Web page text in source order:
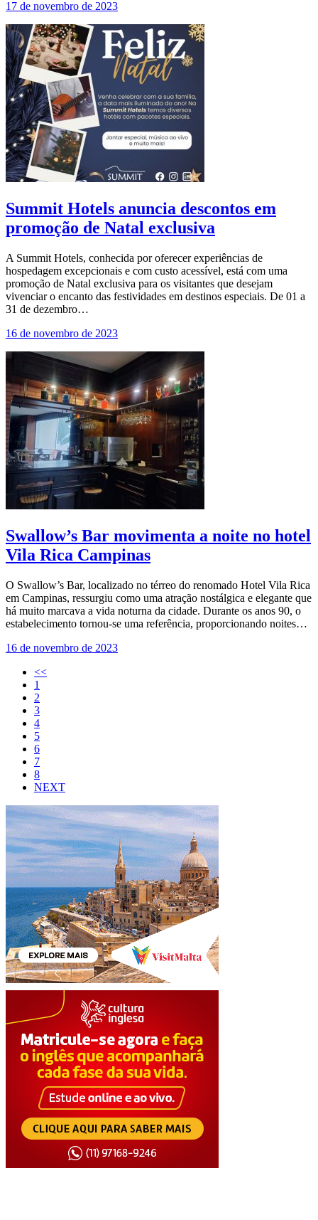
17 de novembro de 2023
Summit Hotels anuncia descontos em
promoção de Natal exclusiva
A Summit Hotels, conhecida por oferecer experiências de
hospedagem excepcionais e com custo acessível, está com uma
promoção de Natal exclusiva para os visitantes que desejam
vivenciar o encanto das festividades em destinos especiais. De 01 a
31 de dezembro…
16 de novembro de 2023
Swallow’s Bar movimenta a noite no hotel
Vila Rica Campinas
O Swallow’s Bar, localizado no térreo do renomado Hotel Vila Rica
em Campinas, ressurgiu como uma atração nostálgica e elegante que
há muito marcava a vida noturna da cidade. Durante os anos 90, o
estabelecimento tornou-se uma referência, proporcionando noites…
16 de novembro de 2023
<<
1
2
3
4
5
6
7
8
NEXT